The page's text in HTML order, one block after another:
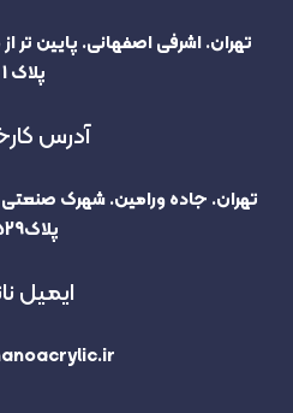
تهران. اشرفی اصفهانی. پایین تر از
پلاک 1
آدرس
تهران. جاده ورامین. شهرک
پلاک529
ایمیل